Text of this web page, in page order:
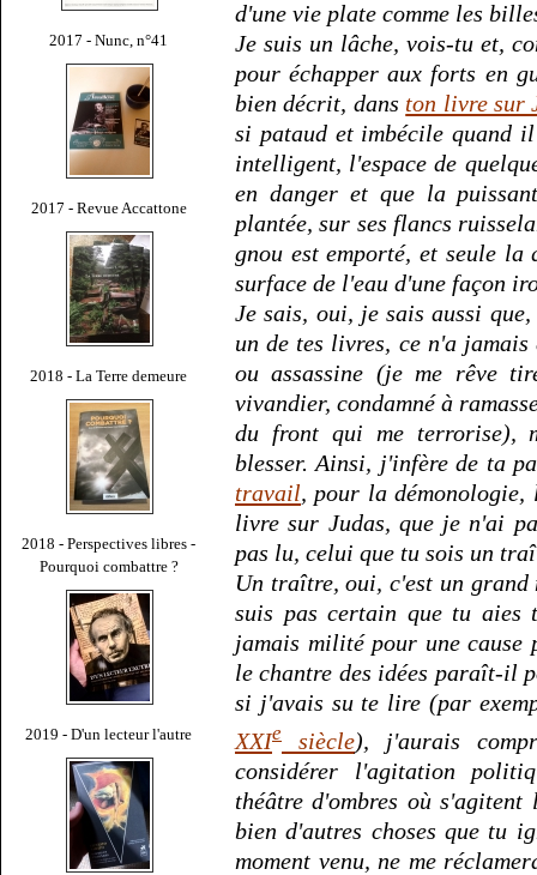
2017 - Nunc, n°41
2017 - Revue Accattone
2018 - La Terre demeure
2018 - Perspectives libres -
Pourquoi combattre ?
2019 - D'un lecteur l'autre
d'une vie plate comme les
Je suis un lâche, vois-tu et,
pour échapper aux forts en
bien décrit, dans ton livre sur
si pataud et imbécile quand
intelligent, l'espace de
en danger et que la
plantée, sur ses flancs
gnou est emporté, et seule
surface de l'eau d'une façon
Je sais, oui, je sais aussi
un de tes livres, ce n'a
ou assassine (je me rêve
vivandier, condamné à
du front qui me terrorise),
blesser. Ainsi, j'infère de ta
travail, pour la démonologie,
livre sur Judas, que je n'ai
pas lu, celui que tu sois un
Un traître, oui, c'est un grand
suis pas certain que tu
jamais milité pour une cause
le chantre des idées paraît-il
si j'avais su te lire (par
XXIe siècle), j'aurais
considérer l'agitation
théâtre d'ombres où
bien d'autres choses que tu
moment venu, ne me